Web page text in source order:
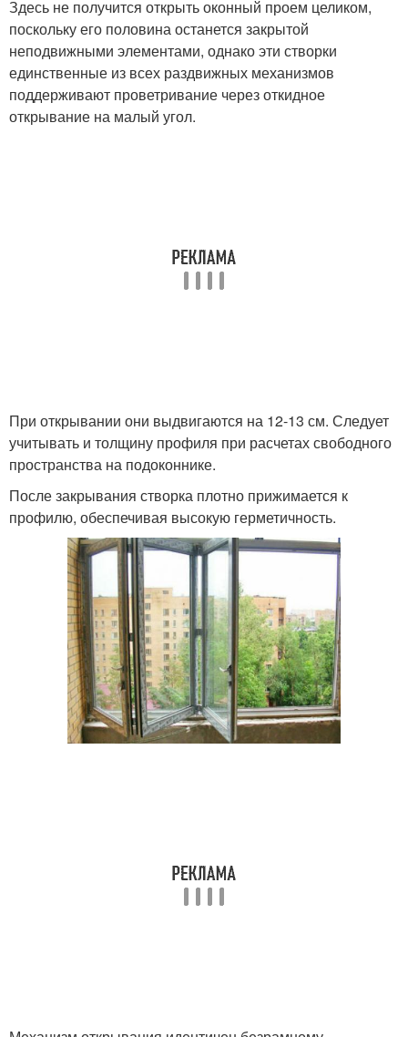
Здесь не получится открыть оконный проем целиком,
поскольку его половина останется закрытой
неподвижными элементами, однако эти створки
единственные из всех раздвижных механизмов
поддерживают проветривание через откидное
открывание на малый угол.
При открывании они выдвигаются на 12-13 см. Следует
учитывать и толщину профиля при расчетах свободного
пространства на подоконнике.
После закрывания створка плотно прижимается к
профилю, обеспечивая высокую герметичность.